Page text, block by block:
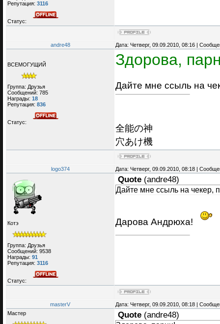
Репутация: 3116
Статус:
andre48 Дата: Четверг, 09.09.2010, 08:16 |
ВСЕМОГУЩИЙ
Группа: Друзья
Сообщений: 785
Награды: 18
Репутация: 836
Статус:
Здорова,
Дайте мне ссыль на
全能の神
穴あけ機
logo374 Дата: Четверг, 09.09.2010, 08:18 |
Котэ
Группа: Друзья
Сообщений: 9538
Награды: 91
Репутация: 3116
Статус:
Quote (andre48)
Дайте мне ссыль на чекер,
Дарова Андрюха!
masterV
Дата: Четверг, 09.09.2010, 08:18 |
Мастер
Quote (andre48)